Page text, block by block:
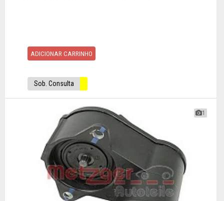
ADICIONAR CARRINHO
Sob. Consulta
1